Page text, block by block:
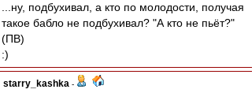
...ну, подбухивал, а кто по молодости, получая
такое бабло не подбухивал? "А кто не пьёт?"
(ПВ)
:)
starry_kashka -